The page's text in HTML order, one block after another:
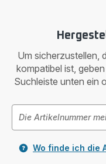
Um sicherzustellen,
kompatibel ist,
Suchleiste unten ein
Wo finde ich die